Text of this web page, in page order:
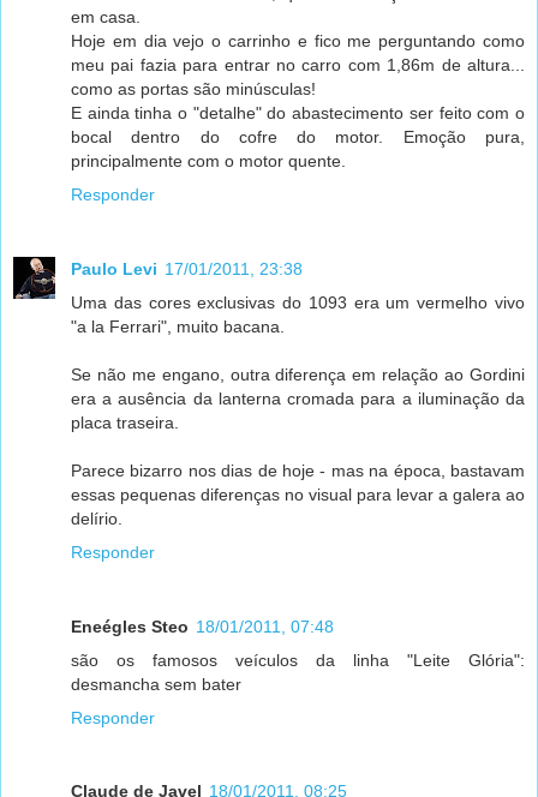
em casa.
Hoje em dia vejo o carrinho e fico me perguntando como
meu pai fazia para entrar no carro com 1,86m de altura...
como as portas são minúsculas!
E ainda tinha o "detalhe" do abastecimento ser feito com o
bocal dentro do cofre do motor. Emoção pura,
principalmente com o motor quente.
Responder
Paulo Levi 17/01/2011, 23:38
Uma das cores exclusivas do 1093 era um vermelho vivo
"a la Ferrari", muito bacana.
Se não me engano, outra diferença em relação ao Gordini
era a ausência da lanterna cromada para a iluminação da
placa traseira.
Parece bizarro nos dias de hoje - mas na época, bastavam
essas pequenas diferenças no visual para levar a galera ao
delírio.
Responder
Eneégles Steo 18/01/2011, 07:48
são os famosos veículos da linha "Leite Glória":
desmancha sem bater
Responder
Claude de Javel 18/01/2011, 08:25